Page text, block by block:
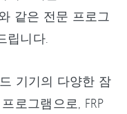
같은 전문 프로그
립니다.
기기의 다양한 잠
로그램으로, FRP